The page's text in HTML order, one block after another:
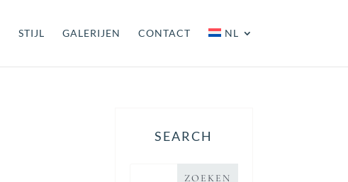
STIJL GALERIJEN CONTACT NL
SEARCH